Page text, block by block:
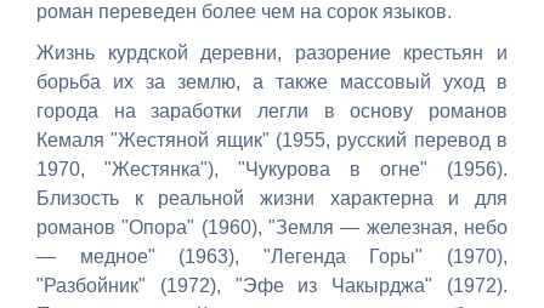
роман переведен более чем на сорок языков.
Жизнь курдской деревни, разорение крестьян и
борьба их за землю, а также массовый уход в
города на заработки легли в основу романов
Кемаля "Жестяной ящик" (1955, русский перевод в
1970, "Жестянка"), "Чукурова в огне" (1956).
Близость к реальной жизни характерна и для
романов "Опора" (1960), "Земля — железная, небо
— медное" (1963), "Легенда Горы" (1970),
"Разбойник" (1972), "Эфе из Чакырджа" (1972).